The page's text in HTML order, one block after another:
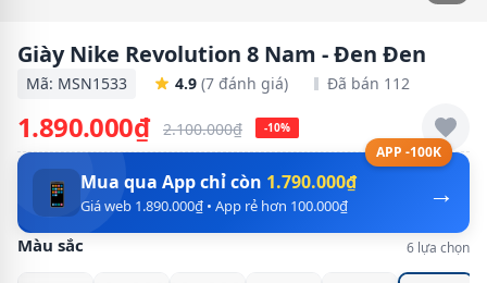
Giày Nike Revolution 8 Nam - Đen Đen
Mã: MSN1533 4.9 (7 đánh giá) Đã bán 112
1.890.000₫ 2.100.000₫ -10%
APP -100K
→
📱 Mua qua App chỉ còn 1.790.000₫
Giá web 1.890.000₫ • App rẻ hơn 100.000₫
Màu sắc 6 lựa chọn